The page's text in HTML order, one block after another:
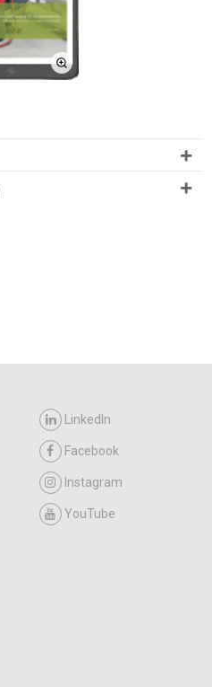
LinkedIn
Facebook
Instagram
YouTube